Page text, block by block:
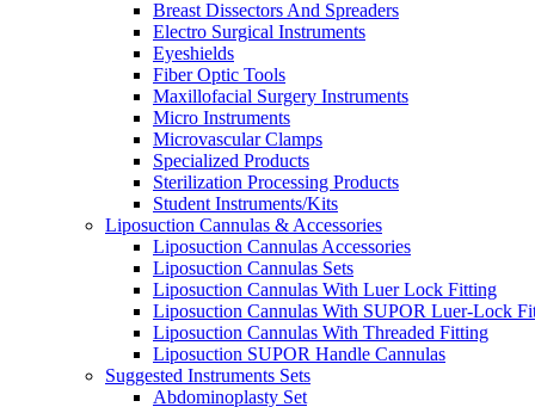
Breast Dissectors And Spreaders
Electro Surgical Instruments
Eyeshields
Fiber Optic Tools
Maxillofacial Surgery Instruments
Micro Instruments
Microvascular Clamps
Specialized Products
Sterilization Processing Products
Student Instruments/Kits
Liposuction Cannulas & Accessories
Liposuction Cannulas Accessories
Liposuction Cannulas Sets
Liposuction Cannulas With Luer Lock Fitting
Liposuction Cannulas With SUPOR Luer-Lock
Liposuction Cannulas With Threaded Fitting
Liposuction SUPOR Handle Cannulas
Suggested Instruments Sets
Abdominoplasty Set